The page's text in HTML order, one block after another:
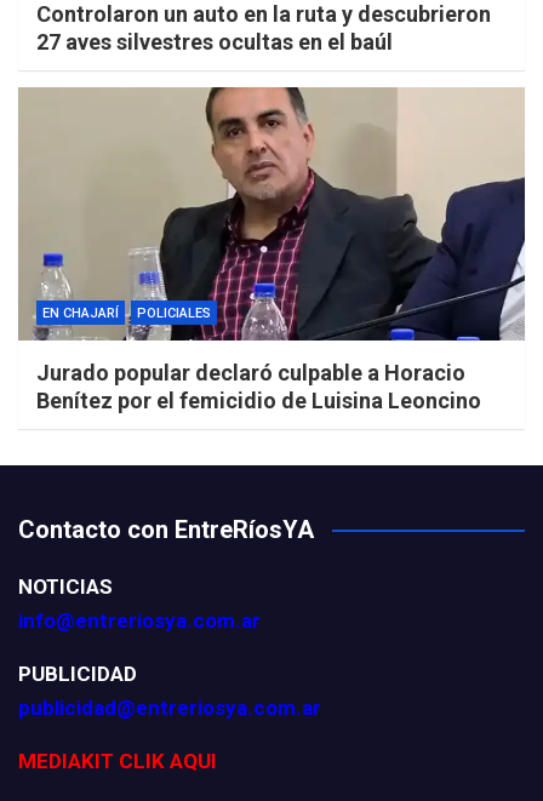
Controlaron un auto en la ruta y descubrieron
27 aves silvestres ocultas en el baúl
EN CHAJARÍ POLICIALES
Jurado popular declaró culpable a Horacio
Benítez por el femicidio de Luisina Leoncino
Contacto con EntreRíosYA
NOTICIAS
info@entreriosya.com.ar
PUBLICIDAD
publicidad@entreriosya.com.ar
MEDIAKIT CLIK AQUI